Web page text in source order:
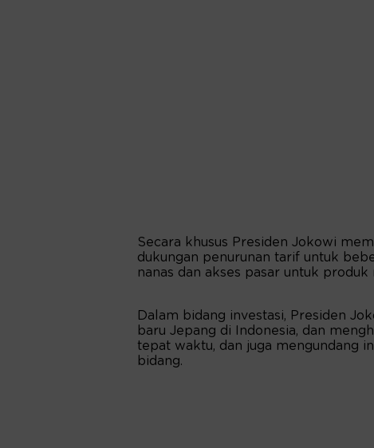
Secara khusus Presiden Jokowi
dukungan penurunan tarif untuk
nanas dan akses pasar untuk produk
Dalam bidang investasi, Presiden
baru Jepang di Indonesia, dan
tepat waktu, dan juga mengundang
bidang.